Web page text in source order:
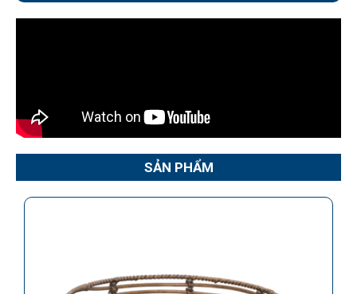
SẢN PHẨM